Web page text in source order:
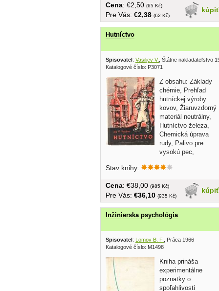
kúpiť
Cena: €2,50 (65 Kč)
Pre Vás: €2,38 (62 Kč)
Hutníctvo
Spisovatel: Vasiljev V. , Štátne nakladateľstvo
Katalogové číslo: P3071
Z obsahu: Základy
chémie, Prehľad
hutníckej výroby
kovov, Žiaruvzdorný
materiál neutrálny,
Hutníctvo železa,
Chemická úprava
rudy, Palivo pre
vysokú pec,
Stav knihy:
kúpiť
Cena: €38,00 (985 Kč)
Pre Vás: €36,10 (935 Kč)
Inžinierska psychológia
Spisovatel : Lomov B. F.
, Práca 1966
Katalogové číslo: M1498
Kniha prináša
experimentálne
poznatky o
spoľahlivosti